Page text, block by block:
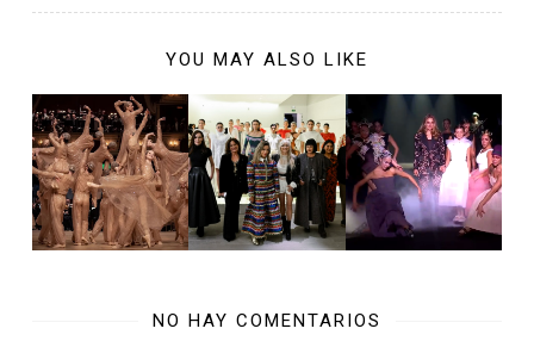
YOU MAY ALSO LIKE
NO HAY COMENTARIOS